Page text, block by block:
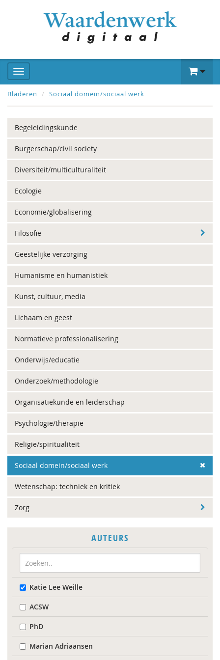
Bladeren Sociaal domein/sociaal werk
Begeleidingskunde
Burgerschap/civil society
Diversiteit/multiculturaliteit
Ecologie
Economie/globalisering
Filosofie
Geestelijke verzorging
Humanisme en humanistiek
Kunst, cultuur, media
Lichaam en geest
Normatieve professionalisering
Onderwijs/educatie
Onderzoek/methodologie
Organisatiekunde en leiderschap
Psychologie/therapie
Religie/spiritualiteit
Sociaal domein/sociaal werk
Wetenschap: techniek en kritiek
Zorg
AUTEURS
Katie Lee Weille
ACSW
PhD
Marian Adriaansen